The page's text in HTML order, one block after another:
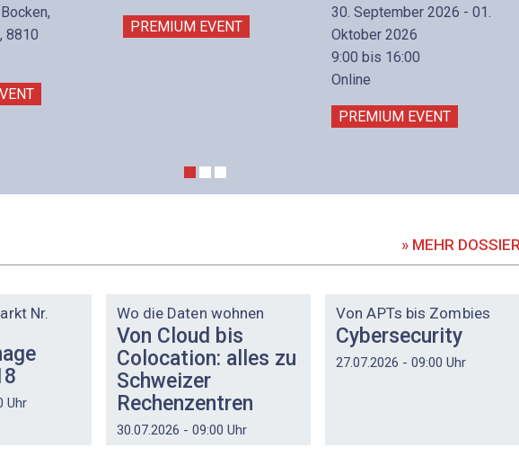
8810
PREMIUM EVENT
30. September 2026 - 01.
Oktober 2026
9:00 bis 16:00
Online
PREMIUM EVENT
» MEHR
Nr.
Uhr
Wo die Daten wohnen
Von Cloud bis
Colocation: alles zu
Schweizer
Rechenzentren
30.07.2026 - 09:00 Uhr
Von APTs bis Zombies
Cybersecurity
27.07.2026 - 09:00 Uhr